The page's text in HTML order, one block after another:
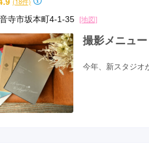
寺市坂本町4-1-35
[地図]
撮影メニュー
今年、新スタジオ